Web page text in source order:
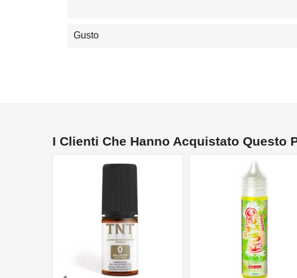
Gusto
I Clienti Che Hanno Acquistato Questo